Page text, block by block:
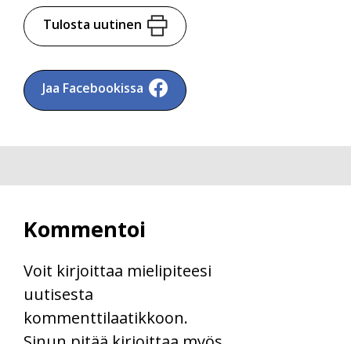
Tulosta uutinen
Jaa Facebookissa
Kommentoi
Voit kirjoittaa mielipiteesi
uutisesta
kommenttilaatikkoon.